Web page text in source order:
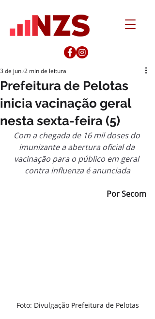
Prefeitura de Pelotas
inicia vacinação geral
nesta sexta-feira (5)
3 de jun.2 min de leitura
Com a chegada de 16 mil doses do
imunizante a abertura oficial da
vacinação para o público em geral
contra influenza é anunciada
Por Secom
Foto: Divulgação Prefeitura de Pelotas